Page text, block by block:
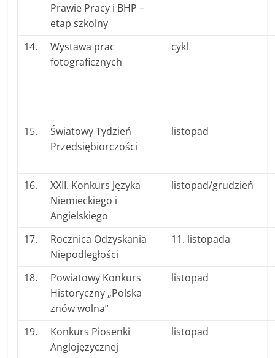
Prawie Pracy i BHP –
etap szkolny
14.
Wystawa prac
fotograficznych
cykl
15.
Światowy Tydzień
Przedsiębiorczości
listopad
16.
XXII. Konkurs Języka
Niemieckiego i
Angielskiego
listopad/grudzień
17.
Rocznica Odzyskania
Niepodległości
11. listopada
18.
Powiatowy Konkurs
Historyczny „Polska
znów wolna”
listopad
19.
Konkurs Piosenki
Anglojęzycznej
listopad